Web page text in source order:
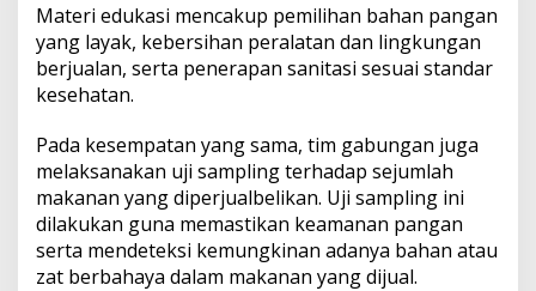
a
n
P
a
a
n
d
a
n
U
j
Materi edukasi mencakup pemilihan bahan pangan
yang layak, kebersihan peralatan dan lingkungan
berjualan, serta penerapan sanitasi sesuai standar
kesehatan.
Pada kesempatan yang sama, tim gabungan juga
melaksanakan uji sampling terhadap sejumlah
makanan yang diperjualbelikan. Uji sampling ini
dilakukan guna memastikan keamanan pangan
serta mendeteksi kemungkinan adanya bahan atau
zat berbahaya dalam makanan yang dijual.